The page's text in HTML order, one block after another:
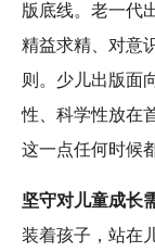
版底线。老一代
精益求精、对意
则。少儿出版面
性、科学性放在
这一点任何时候
坚守对儿童成长
装着孩子，站在